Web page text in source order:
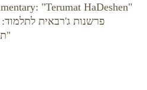
"Terumat HaDeshen"